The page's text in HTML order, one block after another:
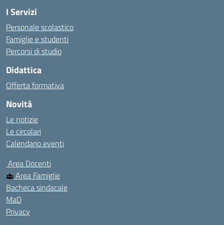
I Servizi
Personale scolastico
Famiglie e studenti
Percorsi di studio
Didattica
Offerta formativa
Novità
Le notizie
Le circolari
Calendario eventi
Area Docenti
Area Famiglie
Bacheca sindacale
MaD
Privacy